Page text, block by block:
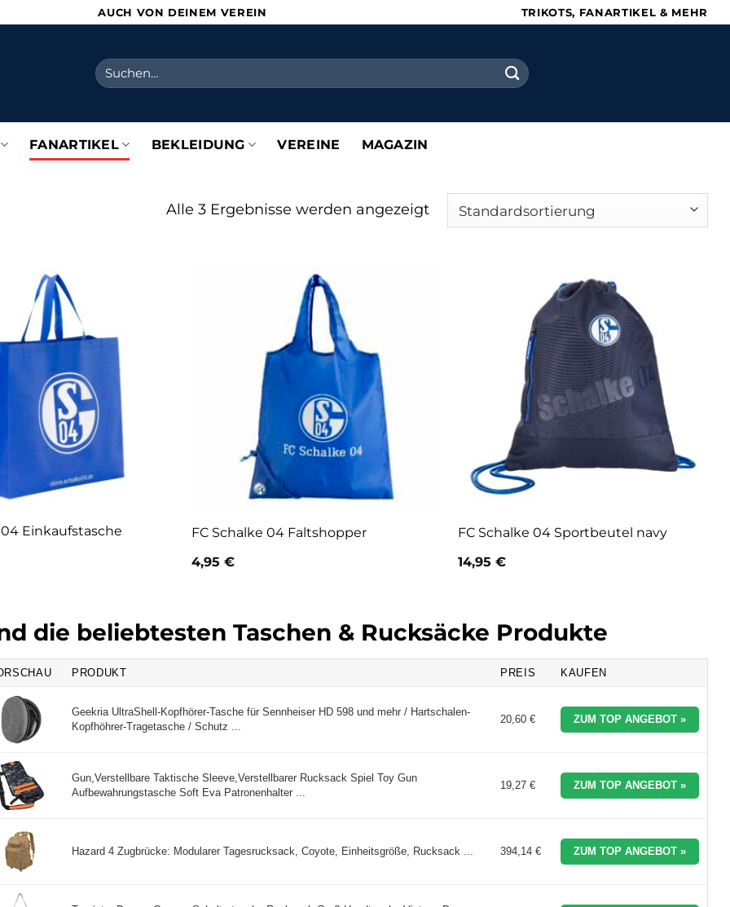
AUCH VON DEINEM VEREIN TRIKOTS, FANARTIKEL & MEHR
Suchen
nach:
FANARTIKEL BEKLEIDUNG VEREINE MAGAZIN
Alle 3 Ergebnisse werden angezeigt
04 Einkaufstasche
FC Schalke 04 Faltshopper
4,95€
FC Schalke 04 Sportbeutel navy
14,95€
die beliebtesten Taschen & Rucksäcke Produkte
PRODUKT PREIS KAUFEN
Geekria UltraShell-Kopfhörer-Tasche für Sennheiser HD 598 und mehr / Hartschalen-
Kopfhöhrer-Tragetasche / Schutz ...
20,60 € ZUM TOP ANGEBOT »
Gun,Verstellbare Taktische Sleeve,Verstellbarer Rucksack Spiel Toy Gun
Aufbewahrungstasche Soft Eva Patronenhalter ...
19,27 € ZUM TOP ANGEBOT »
Hazard 4 Zugbrücke: Modularer Tagesrucksack, Coyote, Einheitsgröße, Rucksack ... 394,14 € ZUM TOP ANGEBOT »